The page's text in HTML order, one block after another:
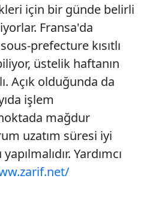
için bir günde belirli
Fransa'da
prefecture kısıtlı
üstelik haftanın
Açık olduğunda da
işlem
mağdur
uzatım süresi iyi
Yardımcı